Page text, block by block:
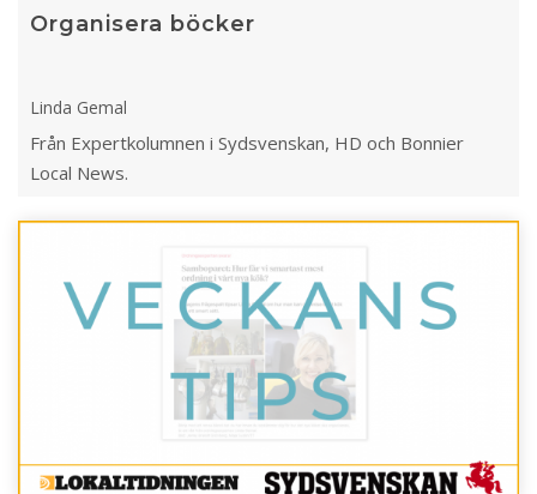
Organisera böcker
Linda Gemal
Från Expertkolumnen i Sydsvenskan, HD och Bonnier
Local News.